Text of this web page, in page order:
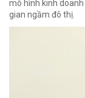
mô hình kinh
gian ngầm đô thị.